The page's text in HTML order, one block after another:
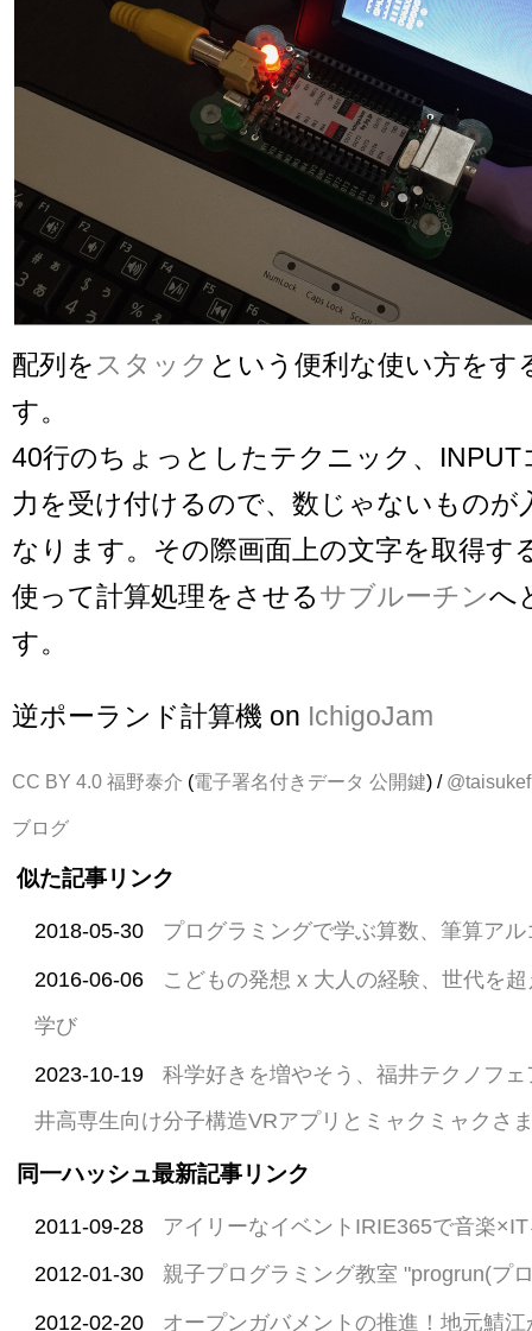
配列を スタック という便利な使い方を
す。
40行のちょっとしたテクニック、
力を受け付けるので、数じゃないものが
なります。その際画面上の文字を取得す
使って計算処理をさせるサブルーチンへ
す。
逆ポーランド計算機 on IchigoJam
CC BY 4.0 福野泰介 (電子署名付きデータ 公開鍵) / @taisukef
ブログ
似た記事リンク
2018-05-30 プログラミングで学ぶ算数、筆算ア
2016-06-06
こどもの発想 x 大人の経験、世代を
学び
2023-10-19
科学好きを増やそう、福井テクノフ
井高専生向け分子構造VRアプリとミャクミャクさ
同一ハッシュ最新記事リンク
2011-09-28 アイリーなイベントIRIE365で音楽
2012-01-30 親子プログラミング教室 "progrun(プ
2012-02-20 オープンガバメントの推進！地元鯖